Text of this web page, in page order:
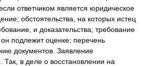
ответчиком является юридическое
обстоятельства, на которых истец
и доказательства; требование
подлежит оценке; перечень
документов. Заявление
Так, в деле о восстановлении на